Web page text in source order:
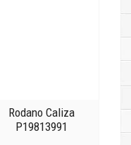
Rodano Caliza
P19813991